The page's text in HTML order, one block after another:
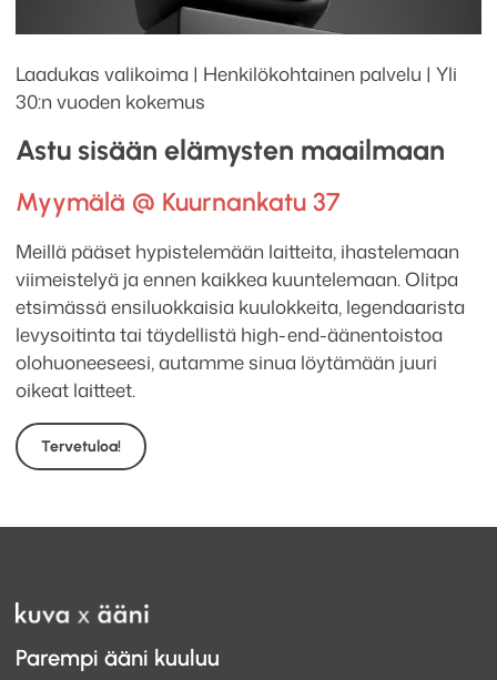
Laadukas valikoima | Henkilökohtainen palvelu | Yli
30:n vuoden kokemus
Astu sisään elämysten maailmaan
Myymälä @ Kuurnankatu 37
Meillä pääset hypistelemään laitteita, ihastelemaan
viimeistelyä ja ennen kaikkea kuuntelemaan. Olitpa
etsimässä ensiluokkaisia kuulokkeita, legendaarista
levysoitinta tai täydellistä high-end-äänentoistoa
olohuoneeseesi, autamme sinua löytämään juuri
oikeat laitteet.
Tervetuloa!
Parempi ääni kuuluu